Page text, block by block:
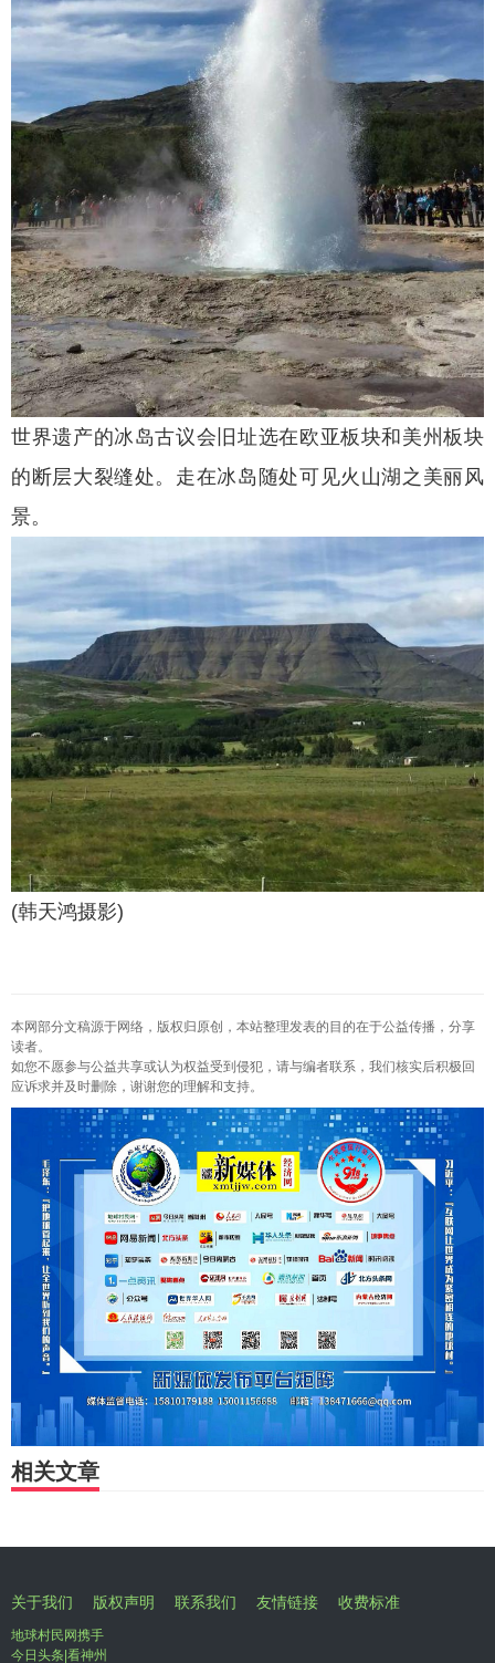
世界遗产的冰岛古议会旧址选在欧亚板块和美州板块
的断层大裂缝处。走在冰岛随处可见火山湖之美丽风
景。
(韩天鸿摄影)
本网部分文稿源于网络，版权归原创，本站整理发表的目的在于公益传播，分享
读者。
如您不愿参与公益共享或认为权益受到侵犯，请与编者联系，我们核实后积极回
应诉求并及时删除，谢谢您的理解和支持。
相关文章
关于我们 版权声明 联系我们 友情链接 收费标准
地球村民网携手
今日头条|看神州